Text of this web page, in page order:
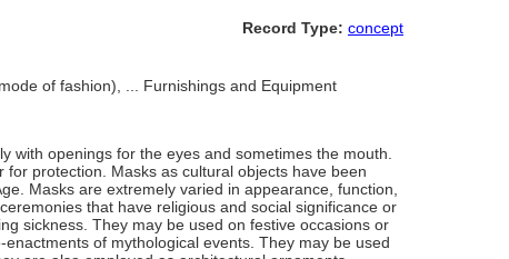
Record Type: concept
of fashion), ... Furnishings and Equipment
with openings for the eyes and sometimes the mouth.
protection. Masks as cultural objects have been
Masks are extremely varied in appearance, function,
that have religious and social significance or
sickness. They may be used on festive occasions or
of mythological events. They may be used